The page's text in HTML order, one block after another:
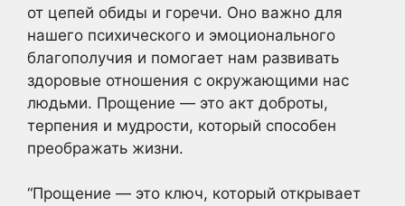
от цепей обиды и горечи. Оно важно для
нашего психического и эмоционального
благополучия и помогает нам развивать
здоровые отношения с окружающими нас
людьми. Прощение — это акт доброты,
терпения и мудрости, который способен
преображать жизни.
“Прощение — это ключ, который открывает